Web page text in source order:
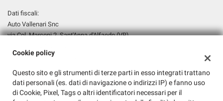
Dati fiscali:
Auto Vallenari Snc
via Col. Marconi 2, Sant'Anna d'Alfaedo (VR)
Registro delle imprese:
Cookie policy
Questo sito e gli strumenti di terze parti in esso integrati trattano
dati personali (es. dati di navigazione o indirizzi IP) e fanno uso
di Cookie, Pixel, Tags o altri identificatori necessari per il